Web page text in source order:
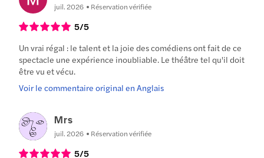
juil. 2026 Réservation vérifiée
5/5
Un vrai régal : le talent et la joie des comédiens ont fait de ce
spectacle une expérience inoubliable. Le théâtre tel qu'il doit
être vu et vécu.
Voir le commentaire original en Anglais
Mrs
juil. 2026 Réservation vérifiée
5/5